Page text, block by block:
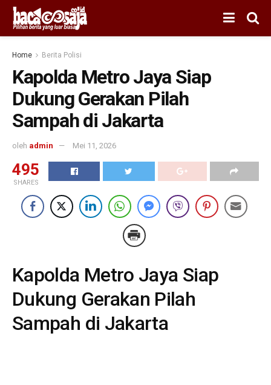
Home Berita Polisi
Kapolda Metro Jaya Siap
Dukung Gerakan Pilah
Sampah di Jakarta
oleh admin Mei 11, 2026
495
SHARES
Kapolda Metro Jaya Siap
Dukung Gerakan Pilah
Sampah di Jakarta